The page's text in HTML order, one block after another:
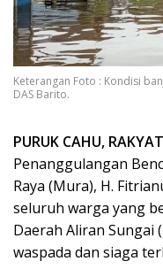
Keterangan Foto : Kondisi
DAS Barito.
PURUK CAHU,
Penanggulangan
Raya (Mura), H.
seluruh warga yang
Daerah Aliran Sungai
waspada dan siaga